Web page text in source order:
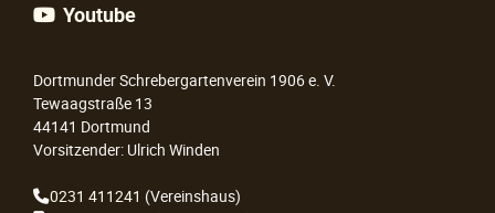
Youtube
Dortmunder Schrebergartenverein 1906 e. V.
Tewaagstraße 13
44141 Dortmund
Vorsitzender: Ulrich Winden
0231 411241 (Vereinshaus)